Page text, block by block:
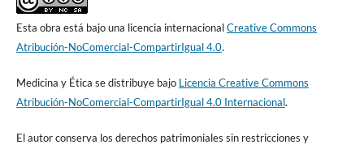
Ley General de los Derechos de Niños, Niñas y Adolescentes
[Internet]. [Consultado 21 de julio de 2022]. Disponible en:
Convención Americana sobre Derechos Humanos [Internet].
https://www.cndh.org.mx/sites/all/doc/Programas/TrataPersonas/
Esta obra está bajo una licencia internacionalCreative Commons
Atribución-NoComercial-CompartirIgual 4.0.
Medicina y Ética se distribuye bajo Licencia Creative Commons
Atribución-NoComercial-CompartirIgual 4.0 Internacional.
El autor conserva los derechos patrimoniales sin restricciones y